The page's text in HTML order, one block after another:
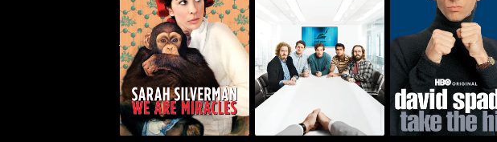
سبايد: تايك ذا هيت سيليكون فالي سارة سيلفرمان: وي آر ميراكلز